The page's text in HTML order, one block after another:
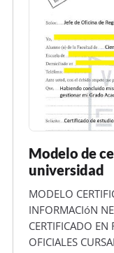
Modelo de
universidad
MODELO
INFORMACIóN
CERTIFICADO
OFICIALES